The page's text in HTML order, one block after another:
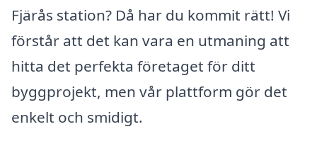
Fjärås station? Då har du kommit rätt! Vi
förstår att det kan vara en utmaning att
hitta det perfekta företaget för ditt
byggprojekt, men vår plattform gör det
enkelt och smidigt.